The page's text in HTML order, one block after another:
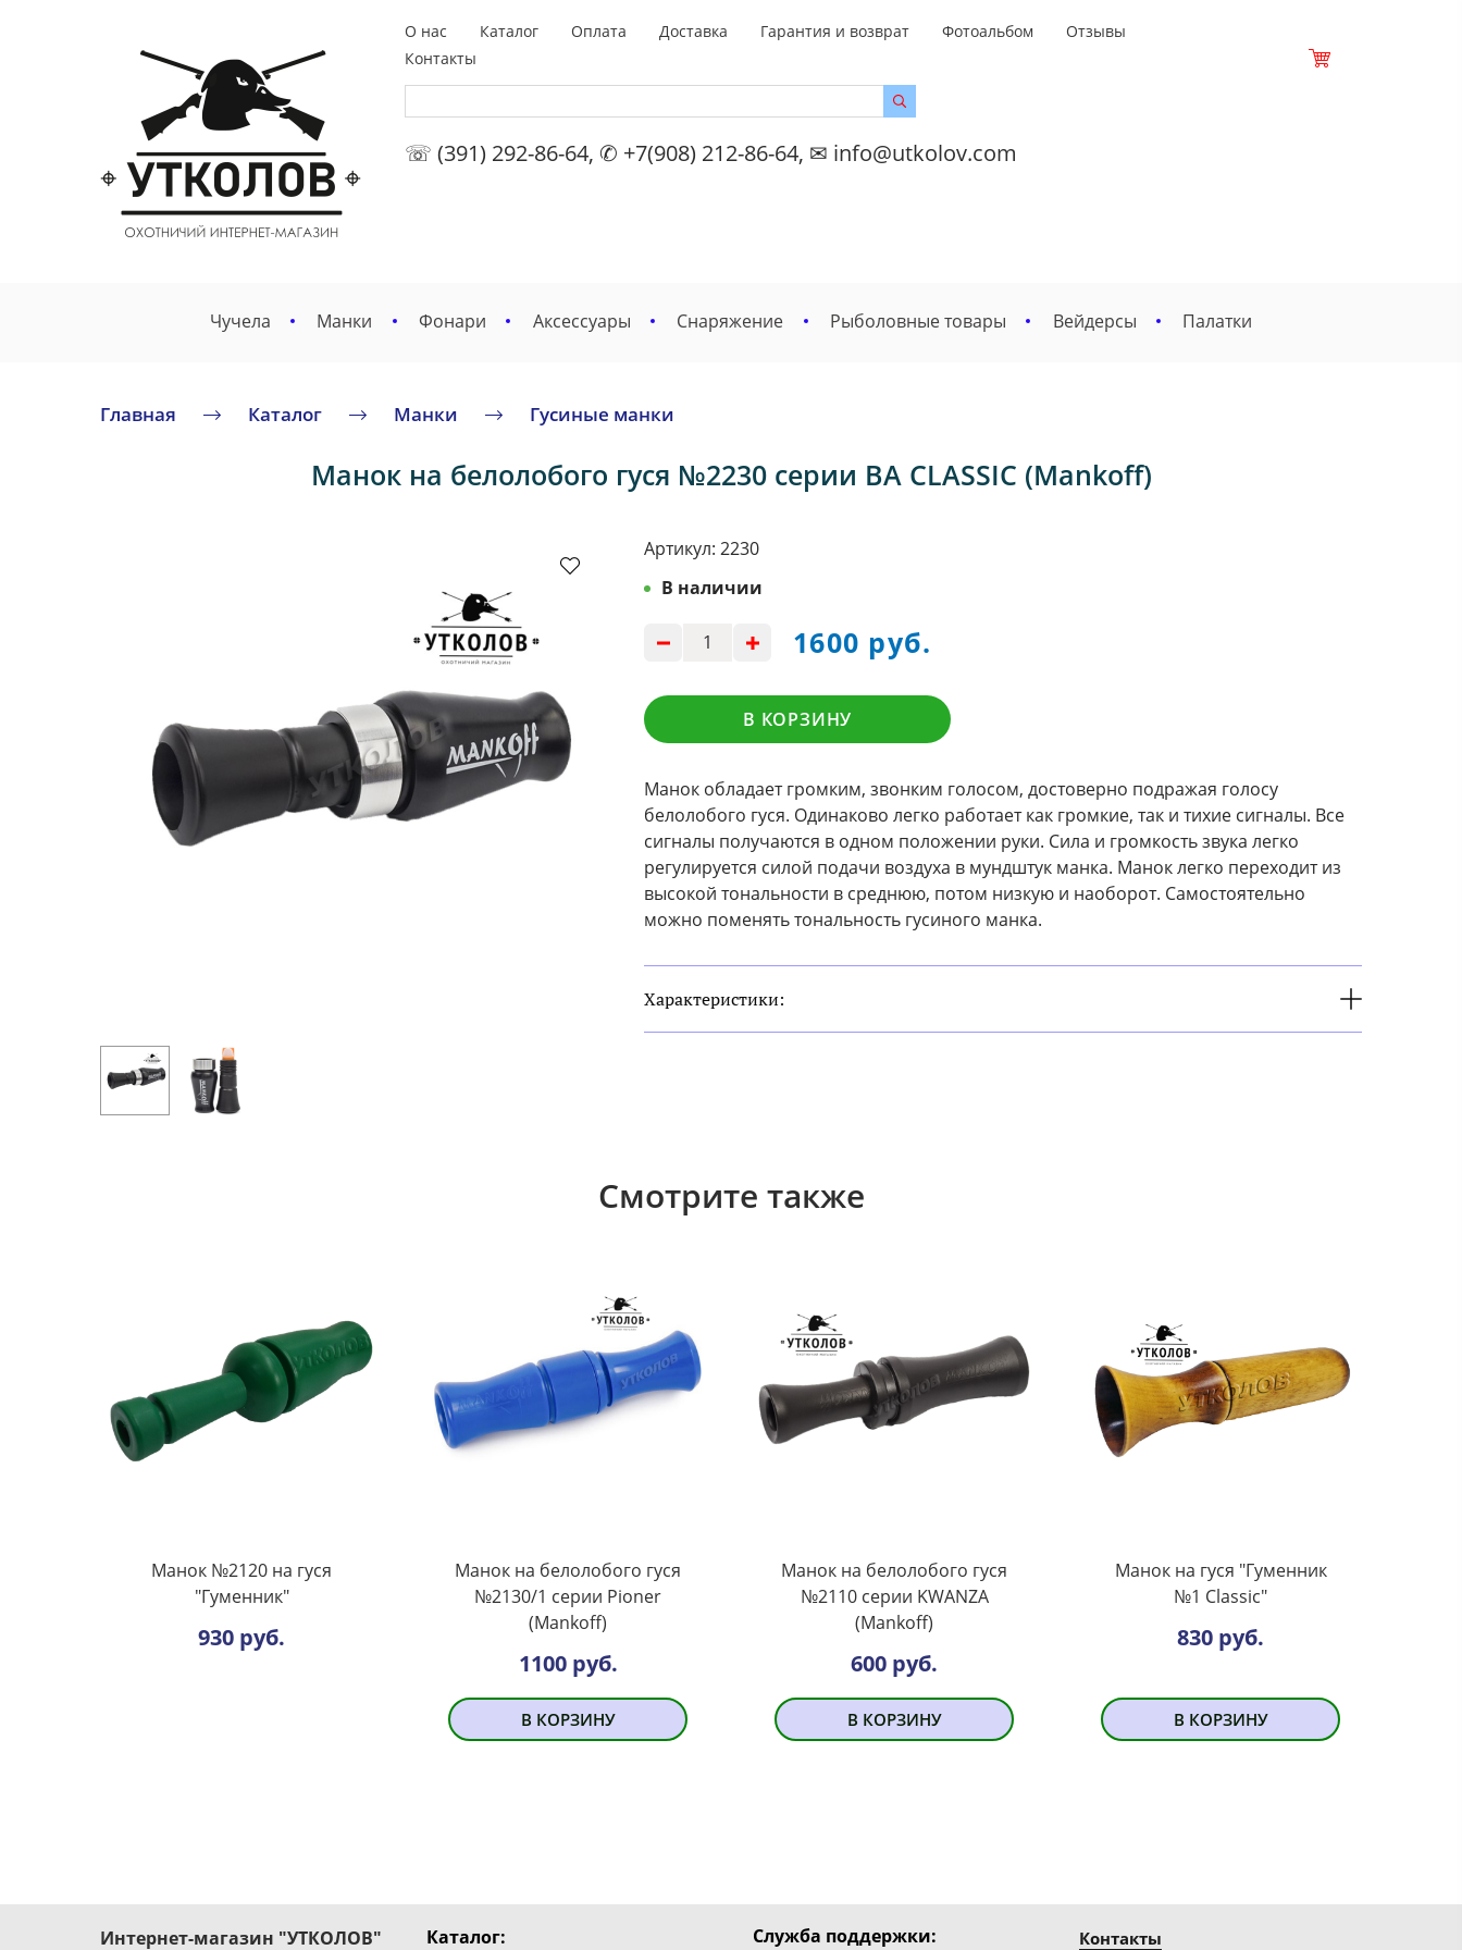
О нас Каталог Оплата Доставка Гарантия и возврат Фотоальбом
Отзывы
Контакты
☏ (391) 292-86-64, ✆ +7(908) 212-86-64, ✉ info@utkolov.com
Чучела Манки Фонари Аксессуары Снаряжение Рыболовные товары Вейдерсы Палатки
Главная Каталог Манки Гусиные манки
Манок на белолобого гуся №2230 серии BA CLASSIC (Mankoff)
Артикул: 2230
В наличии
1600 руб.
В КОРЗИНУ
Манок обладает громким, звонким голосом, достоверно подражая голосу
белолобого гуся. Одинаково легко работает как громкие, так и тихие сигналы. Все
сигналы получаются в одном положении руки. Сила и громкость звука легко
регулируется силой подачи воздуха в мундштук манка. Манок легко переходит из
высокой тональности в среднюю, потом низкую и наоборот. Самостоятельно
можно поменять тональность гусиного манка.
Характеристики:
Смотрите также
Манок №2120 на гуся
"Гуменник"
930 руб.
Манок на белолобого гуся
№2130/1 серии Pioner
(Mankoff)
1100 руб.
В КОРЗИНУ
Манок на белолобого гуся
№2110 серии KWANZA
(Mankoff)
600 руб.
В КОРЗИНУ
Манок на гуся "Гуменник
№1 Classic"
830 руб.
В КОРЗИНУ
Интернет-магазин "УТКОЛОВ" Каталог: Служба поддержки: Контакты